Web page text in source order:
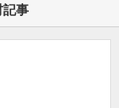
記事